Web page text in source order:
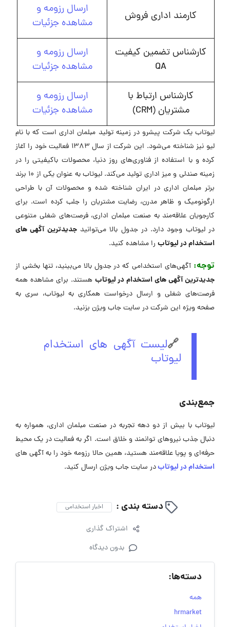
کارمند اداری فروش
ارسال رزومه و
مشاهده جزئیات
کارشناس تضمین کیفیت
QA
ارسال رزومه و
مشاهده جزئیات
کارشناس ارتباط با
مشتریان (CRM)
ارسال رزومه و
مشاهده جزئیات
لیوتاب یک شرکت پیشرو در زمینه تولید مبلمان اداری است که با نام
لیو نیز شناخته می‌شود. این شرکت از سال ۱۳۸۳ فعالیت خود را آغاز
کرده و با استفاده از فناوری‌های روز دنیا، محصولات باکیفیتی را در
زمینه صندلی و میز اداری تولید می‌کند. لیوتاب به عنوان یکی از ۱۰ برند
برتر مبلمان اداری در ایران شناخته شده و محصولات آن با طراحی
ارگونومیک و ظاهر مدرن، رضایت مشتریان را جلب کرده است. برای
کارجویان علاقه‌مند به صنعت مبلمان اداری، فرصت‌های شغلی متنوعی
در لیوتاب وجود دارد. در جدول بالا می‌توانیدجدیدترین آگهی های
استخدام در لیوتاب را مشاهده کنید.
توجه: آگهی‌های استخدامی که در جدول بالا می‌بینید، تنها بخشی از
جدیدترین آگهی های استخدام در لیوتاب هستند. برای مشاهده همه
فرصت‌های شغلی و ارسال درخواست همکاری به لیوتاب، سری به
صفحه ویژه این شرکت در ‌سایت جاب ویژن بزنید.
🔗لیست آگهی های استخدام
لیوتاب
جمع‌بندی
لیوتاب با بیش از دو دهه تجربه در صنعت مبلمان اداری، همواره به
دنبال جذب نیروهای توانمند و خلاق است. اگر به فعالیت در یک محیط
حرفه‌ای و پویا علاقه‌مند هستید، همین حالا رزومه خود را به آگهی ‌های
استخدام در لیوتابدر سایت جاب ویژن ارسال کنید.
دسته بندی : اخبار استخدامی
اشتراک گذاری
بدون دیدگاه
دسته‌ها:
همه
hrmarket